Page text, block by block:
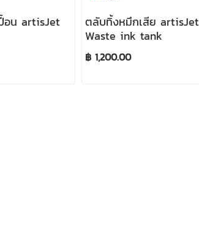
อน artisJet
ตลับทิ้งหมึกเสีย artisJet
Waste ink tank
฿ 1,200.00